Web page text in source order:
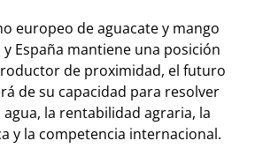
europeo de aguacate y mango
España mantiene una posición
de proximidad, el futuro
de su capacidad para resolver
la rentabilidad agraria, la
y la competencia internacional.